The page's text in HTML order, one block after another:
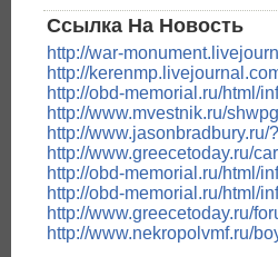
Ссылка На Новость
http://war-
http://
http://obd-memorial.ru/html/
http://www.mvestnik.ru/
http://www.jasonbradbury.ru/
http://www.greecetoday.ru/
http://obd-memorial.ru/html/
http://obd-memorial.ru/html/
http://www.greecetoday.ru/
http://www.nekropolvmf.ru/